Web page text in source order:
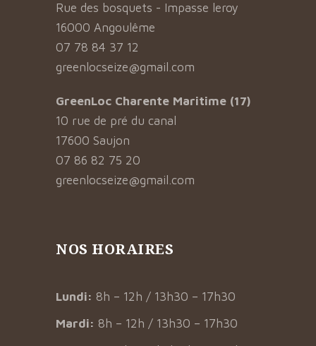
Rue des bosquets - Impasse leroy
16000 Angoulême
07 78 84 37 12
greenlocseize@gmail.com
GreenLoc Charente Maritime (17)
10 rue de pré du canal
17600 Saujon
07 86 82 75 20
greenlocseize@gmail.com
NOS HORAIRES
Lundi: 8h – 12h / 13h30 – 17h30
Mardi: 8h – 12h / 13h30 – 17h30